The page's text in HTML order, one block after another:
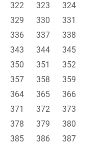
322 323
324
329 330
331
336 337
338
343 344
345
350 351
352
357 358
359
364 365
366
371 372
373
378 379
380
385 386
387